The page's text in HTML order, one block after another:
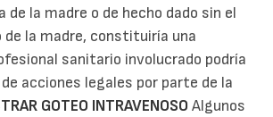
de la madre o de hecho dado sin el
la madre, constituiría una
sanitario involucrado podría
acciones legales por parte de la
GOTEO INTRAVENOSO Algunos